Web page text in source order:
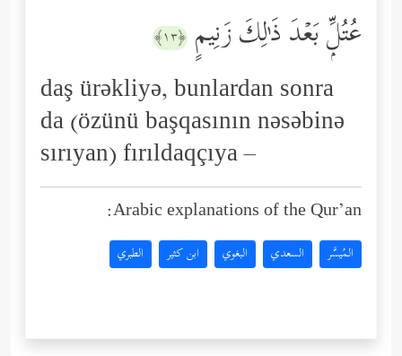
عُتُلِّۭ بَعۡدَ ذَ ٰ⁠لِكَ زَنِیمٍ ﴿١٣﴾
daş ürəkliyə, bunlardan sonra
da (özünü başqasının nəsəbinə
sırıyan) fırıldaqçıya –
Arabic explanations of the Qur’an:
المُيسَّر السعدي البغوي ابن كثير الطبري